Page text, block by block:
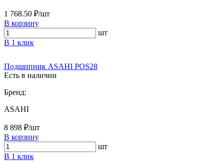
1 768.50 ₽/шт
В корзину
шт
В 1 клик
Подшипник ASAHI POS28
Есть в наличии
Бренд:
ASAHI
8 898 ₽/шт
В корзину
шт
В 1 клик